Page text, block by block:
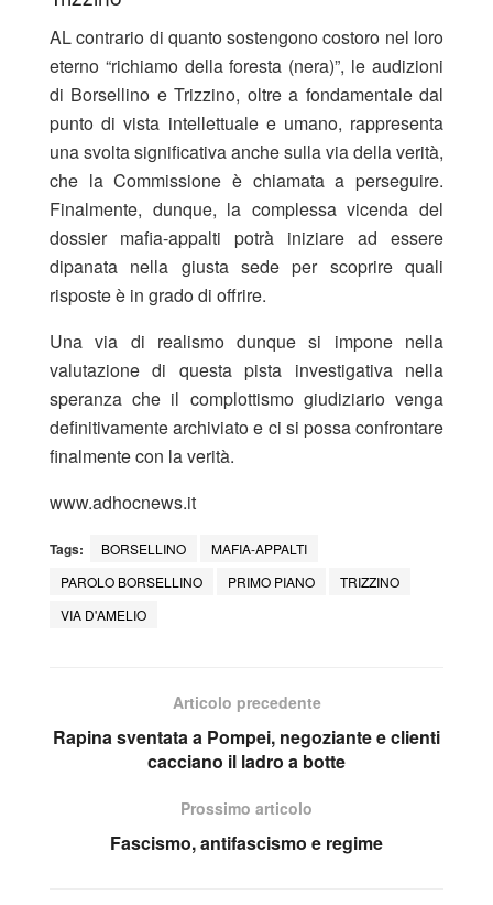
AL contrario di quanto sostengono costoro nel loro
eterno “richiamo della foresta (nera)”, le audizioni
di Borsellino e Trizzino, oltre a fondamentale dal
punto di vista intellettuale e umano, rappresenta
una svolta significativa anche sulla via della verità,
che la Commissione è chiamata a perseguire.
Finalmente, dunque, la complessa vicenda del
dossier mafia-appalti potrà iniziare ad essere
dipanata nella giusta sede per scoprire quali
risposte è in grado di offrire.
Una via di realismo dunque si impone nella
valutazione di questa pista investigativa nella
speranza che il complottismo giudiziario venga
definitivamente archiviato e ci si possa confrontare
finalmente con la verità.
www.adhocnews.it
Tags: BORSELLINO
MAFIA-APPALTI
PAROLO BORSELLINO
PRIMO PIANO
TRIZZINO
VIA D'AMELIO
Articolo precedente
Rapina sventata a Pompei, negoziante e clienti
cacciano il ladro a botte
Prossimo articolo
Fascismo, antifascismo e regime